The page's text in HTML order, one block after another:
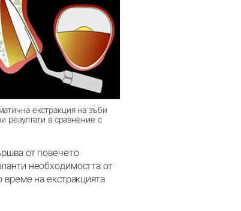
екстракция на зъби
резултати в сравнение с
от повечето
необходимостта от
на екстракцията